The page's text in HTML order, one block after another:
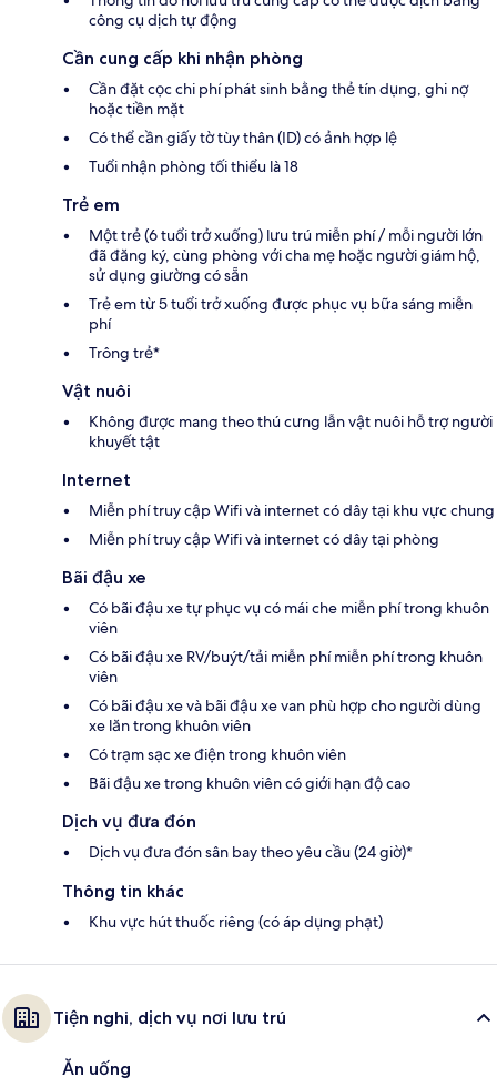
công cụ dịch tự động
Cần cung cấp khi nhận phòng
Cần đặt cọc chi phí phát sinh bằng thẻ tín dụng, ghi nợ
hoặc tiền mặt
Có thể cần giấy tờ tùy thân (ID) có ảnh hợp lệ
Tuổi nhận phòng tối thiểu là 18
Trẻ em
Một trẻ (6 tuổi trở xuống) lưu trú miễn phí / mỗi người lớn
đã đăng ký, cùng phòng với cha mẹ hoặc người giám hộ,
sử dụng giường có sẵn
Trẻ em từ 5 tuổi trở xuống được phục vụ bữa sáng miễn
phí
Trông trẻ*
Vật nuôi
Không được mang theo thú cưng lẫn vật nuôi hỗ trợ người
khuyết tật
Internet
Miễn phí truy cập Wifi và internet có dây tại khu vực chung
Miễn phí truy cập Wifi và internet có dây tại phòng
Bãi đậu xe
Có bãi đậu xe tự phục vụ có mái che miễn phí trong khuôn
viên
Có bãi đậu xe RV/buýt/tải miễn phí miễn phí trong khuôn
viên
Có bãi đậu xe và bãi đậu xe van phù hợp cho người dùng
xe lăn trong khuôn viên
Có trạm sạc xe điện trong khuôn viên
Bãi đậu xe trong khuôn viên có giới hạn độ cao
Dịch vụ đưa đón
Dịch vụ đưa đón sân bay theo yêu cầu (24 giờ)*
Thông tin khác
Khu vực hút thuốc riêng (có áp dụng phạt)
Tiện nghi, dịch vụ nơi lưu trú
Ăn uống